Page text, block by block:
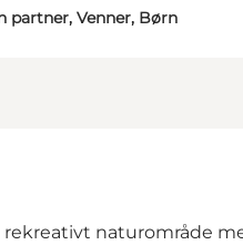
partner, Venner, Børn
naturområde